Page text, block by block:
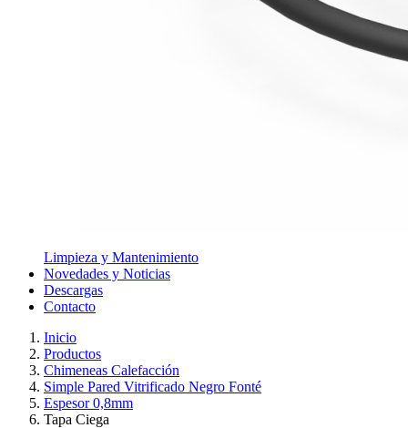
Limpieza y Mantenimiento
Novedades y Noticias
Descargas
Contacto
Inicio
Productos
Chimeneas Calefacción
Simple Pared Vitrificado Negro Fonté
Espesor 0,8mm
Tapa Ciega